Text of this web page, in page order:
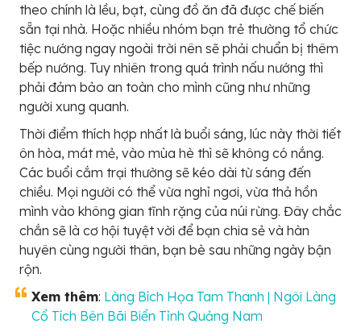
theo chính là lều, bạt, cùng đồ ăn đã được chế biến
sẵn tại nhà. Hoặc nhiều nhóm bạn trẻ thường tổ chức
tiệc nướng ngay ngoài trời nên sẽ phải chuẩn bị thêm
bếp nướng. Tuy nhiên trong quá trình nấu nướng thì
phải đảm bảo an toàn cho mình cũng như những
người xung quanh.
Thời điểm thích hợp nhất là buổi sáng, lúc này thời tiết
ôn hòa, mát mẻ, vào mùa hè thì sẽ không có nắng.
Các buổi cắm trại thường sẽ kéo dài từ sáng đến
chiều. Mọi người có thể vừa nghỉ ngơi, vừa thả hồn
mình vào không gian tĩnh rặng của núi rừng. Đây chắc
chắn sẽ là cơ hội tuyệt vời để bạn chia sẻ và hàn
huyên cùng người thân, bạn bè sau những ngày bận
rộn.
Xem thêm: Làng Bích Họa Tam Thanh | Ngôi Làng
Cổ Tích Bên Bãi Biển Tỉnh Quảng Nam